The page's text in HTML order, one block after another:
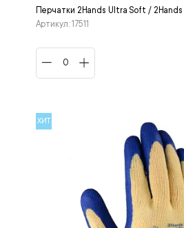
Перчатки 2Hands Ultra Soft / 2Hands
Артикул: 17511
ХИТ